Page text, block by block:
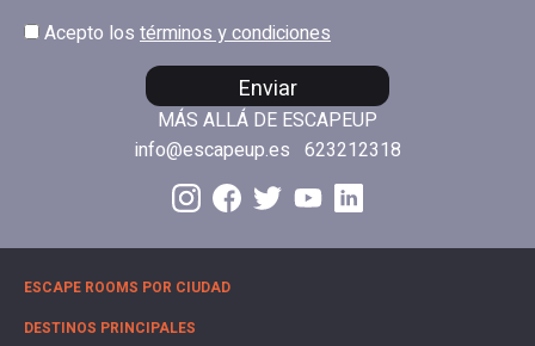
Acepto los términos y condiciones
Enviar
MÁS ALLÁ DE ESCAPEUP
info@escapeup.es 623212318
ESCAPE ROOMS POR CIUDAD
DESTINOS PRINCIPALES